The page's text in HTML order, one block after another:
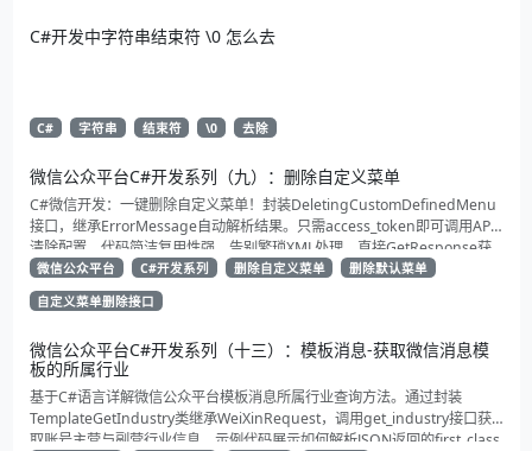
C#开发中字符串结束符 \0 怎么去
C# 字符串 结束符 \0 去除
微信公众平台C#开发系列（九）：删除自定义菜单
C#微信开发：一键删除自定义菜单！封装DeletingCustomDefinedMenu
接口，继承ErrorMessage自动解析结果。只需access_token即可调用API
清除配置。代码简洁复用性强，告别繁琐XML处理，直接GetResponse获
取状态。适合动态管理公众号的开发者，建议收藏备用！
微信公众平台 C#开发系列 删除自定义菜单
删除默认菜单
自定义菜单删除接口
微信公众平台C#开发系列（十三）：模板消息-获取微信消息模
板的所属行业
基于C#语言详解微信公众平台模板消息所属行业查询方法。通过封装
TemplateGetIndustry类继承WeiXinRequest，调用get_industry接口获
取账号主营与副营行业信息。示例代码展示如何解析JSON返回的first_class